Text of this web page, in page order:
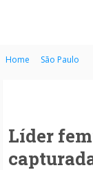
Home São Paulo
Líder